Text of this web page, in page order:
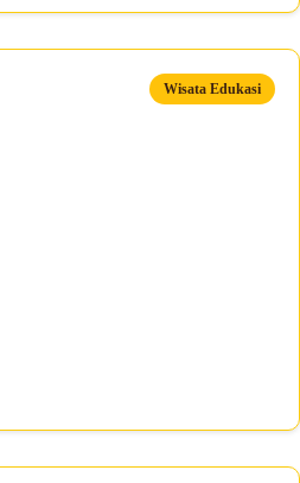
Wisata Edukasi